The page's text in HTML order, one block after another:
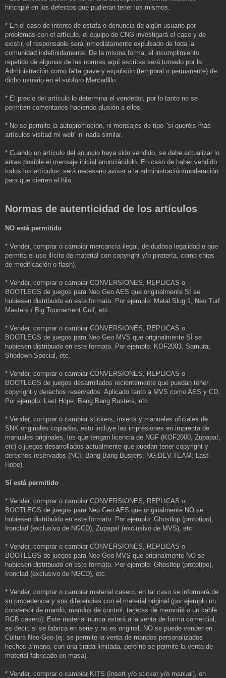
hincapié en los defectos que pudieran tener los mismos.
* En el caso de intento de estafa o denuncia de algún usuario por
problemas con el artículo, el equipo de CNG investigará el caso y de
existir, el responsable será inmediatamente expulsado de toda la
comunidad indefinidamente. De la misma forma, el incumplimiento
repetido de algunas de las normas aquí escritas será tomado por la
Administración como falta grave y expulsión (temporal o permanente) de
dicho usuario en el subforo Mercadillo.
* El precio del artículo lo determina el vendedor, por lo tanto no se
permiten comentarios haciendo alusión a ellos.
* No se permite la autopromoción, ni mensajes de tipo "si queréis más
artículos visitad mi web" ni nada similar.
* Cuando un artículo del anuncio haya sido vendido, se debe actualizar lo
antes posible el mensaje inicial anunciándolo. En caso de haber vendido
todos los artículos, será necesario avisar a la administración/moderación
para que cierren el hilo.
Normas de autenticidad de los artículos
NO está permitido
* Vender, comprar o cambiar mercancía ilegal, de dudosa legalidad o que
permita el uso ilícito de material con copyright y/o piratería, como chips
de modificación o flash).
* Vender, comprar o cambiar CONVERSIONES, REPLICAS o
BOOTLEGS de juegos para Neo Geo AES que originalmente SÍ se
hubiesen distribuido en este formato. Por ejemplo: Metal Slug 1, Neo Turf
Masters / Big Tournament Golf, etc.
* Vender, comprar o cambiar CONVERSIONES, REPLICAS o
BOOTLEGS de juegos para Neo Geo MVS que originalmente SÍ se
hubiesen distribuido en este formato. Por ejemplo: KOF2003, Samurai
Shodown Special, etc.
* Vender, comprar o cambiar CONVERSIONES, REPLICAS o
BOOTLEGS de juegos desarrollados recientemente que puedan tener
copyright y derechos reservados. Aplicado tanto a MVS como AES y CD.
Por ejemplo: Last Hope, Bang Bang Busters, etc.
* Vender, comprar o cambiar stickers, inserts y manuales oficiales de
SNK originales copiados, esto incluye las impresiones en imprenta de
manuales originales, los que tengan licencia de NGF (KOF2000, Zupapa!,
etc) o juegos desarrollados actualmente que puedan tener copyright y
derechos reservados (NCI: Bang Bang Busters; NG:DEV.TEAM: Last
Hope).
Sí está permitido
* Vender, comprar o cambiar CONVERSIONES, REPLICAS o
BOOTLEGS de juegos para Neo Geo AES que originalmente NO se
hubiesen distribuido en este formato. Por ejemplo: Ghostlop (prototipo),
Ironclad (exclusivo de NGCD), Zupapa! (exclusivo de MVS), etc.
* Vender, comprar o cambiar CONVERSIONES, REPLICAS o
BOOTLEGS de juegos para Neo Geo MVS que originalmente NO se
hubiesen distribuido en este formato. Por ejemplo: Ghostlop (prototipo),
Ironclad (exclusivo de NGCD), etc.
* Vender, comprar o cambiar material casero, en tal caso se informará de
su procedencia y sus diferencias con el material original (por ejemplo un
conversor de mando, mandos de control, tarjetas de memoria o un cable
RGB casero). Este material nunca estará a la venta de forma comercial,
es decir, si se fabrica en serie y no es original, NO se puede vender en
Cultura Neo-Geo (ej: se permite la venta de mandos personalizados
hechos a mano, con una tirada limitada, pero no se permite la venta de
material fabricado en masa).
* Vender, comprar o cambiar KITS (Insert y/o sticker y/o manual), en